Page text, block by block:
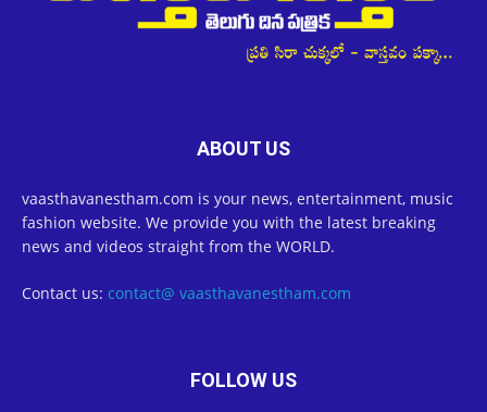
ABOUT US
vaasthavanestham.com is your news, entertainment, music
fashion website. We provide you with the latest breaking
news and videos straight from the WORLD.
Contact us: contact@ vaasthavanestham.com
FOLLOW US